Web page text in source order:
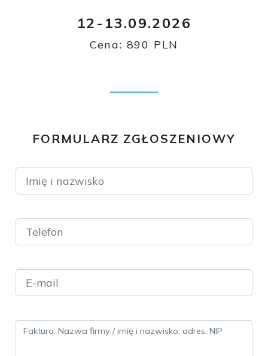
12-13.09.2026
Cena: 890 PLN
FORMULARZ ZGŁOSZENIOWY